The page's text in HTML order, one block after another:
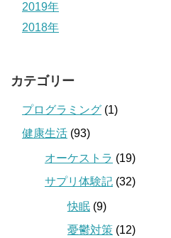
2019年
2018年
カテゴリー
プログラミング (1)
健康生活 (93)
オーケストラ (19)
サプリ体験記 (32)
快眠 (9)
憂鬱対策 (12)